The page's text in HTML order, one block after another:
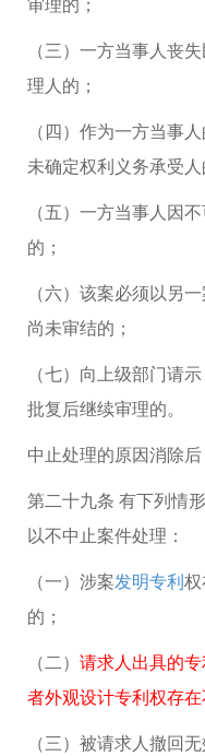
（三）一方当事人丧
理人的；
（四）作为一方当事
未确定权利义务承受人
（五）一方当事人因
的；
（六）该案必须以另
尚未审结的；
（七）向上级部门请
批复后继续审理的。
中止处理的原因消除
第二十九条 有下列情
以不中止案件处理：
（一）涉案发明专利
的；
（二） 请求人出具的
者外观设计专利权存
（三）被请求人撤回